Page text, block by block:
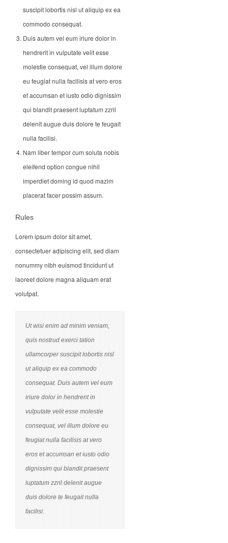
suscipit lobortis nisl ut aliquip ex ea
commodo consequat.
Duis autem vel eum iriure dolor in
hendrerit in vulputate velit esse
molestie consequat, vel illum dolore
eu feugiat nulla facilisis at vero eros
et accumsan et iusto odio dignissim
qui blandit praesent luptatum zzril
delenit augue duis dolore te feugait
nulla facilisi.
Nam liber tempor cum soluta nobis
eleifend option congue nihil
imperdiet doming id quod mazim
placerat facer possim assum.
Rules
Lorem ipsum dolor sit amet,
consectetuer adipiscing elit, sed diam
nonummy nibh euismod tincidunt ut
laoreet dolore magna aliquam erat
volutpat.
Ut wisi enim ad minim veniam,
quis nostrud exerci tation
ullamcorper suscipit lobortis nisl
ut aliquip ex ea commodo
consequat. Duis autem vel eum
iriure dolor in hendrerit in
vulputate velit esse molestie
consequat, vel illum dolore eu
feugiat nulla facilisis at vero
eros et accumsan et iusto odio
dignissim qui blandit praesent
luptatum zzril delenit augue
duis dolore te feugait nulla
facilisi.